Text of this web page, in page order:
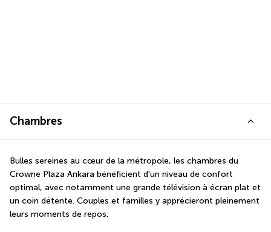
Chambres
Bulles sereines au cœur de la métropole, les chambres du
Crowne Plaza Ankara bénéficient d'un niveau de confort
optimal, avec notamment une grande télévision à écran plat et
un coin détente. Couples et familles y apprécieront pleinement
leurs moments de repos.